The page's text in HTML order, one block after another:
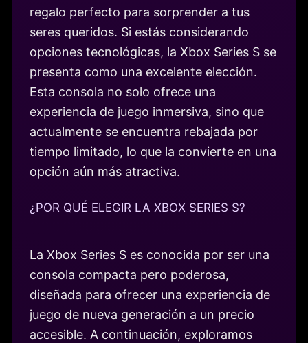
regalo perfecto para sorprender a tus
seres queridos. Si estás considerando
opciones tecnológicas, la Xbox Series S se
presenta como una excelente elección.
Esta consola no solo ofrece una
experiencia de juego inmersiva, sino que
actualmente se encuentra rebajada por
tiempo limitado, lo que la convierte en una
opción aún más atractiva.
¿POR QUÉ ELEGIR LA XBOX SERIES S?
La Xbox Series S es conocida por ser una
consola compacta pero poderosa,
diseñada para ofrecer una experiencia de
juego de nueva generación a un precio
accesible. A continuación, exploramos